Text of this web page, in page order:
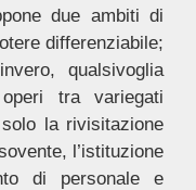
due ambiti di
differenziabile;
qualsivoglia
tra variegati
la rivisitazione
l’istituzione
di personale e